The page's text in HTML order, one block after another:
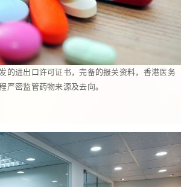
的进出口许可证书，完备的报关资料，香港医务
严密监管药物来源及去向。